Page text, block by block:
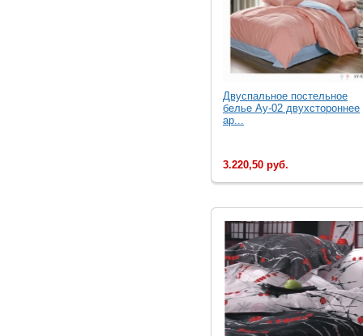
Двуспальное постельное
белье Ay-02 двухстороннее
ар...
3.220,50 руб.